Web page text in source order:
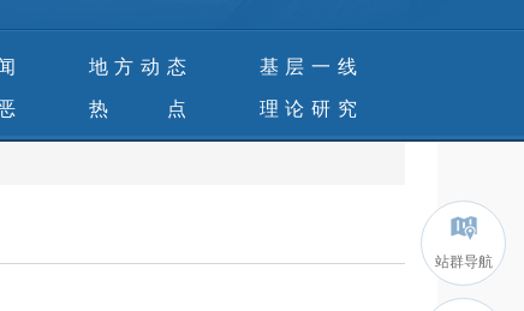
地方动态 基层一线
热 点 理论研究
站群导航